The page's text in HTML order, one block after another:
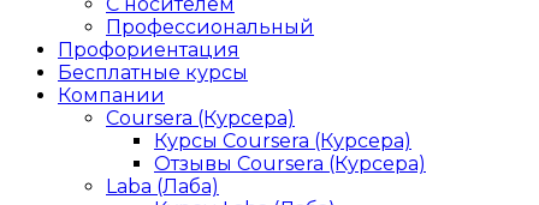
Профессиональный
Профориентация
Бесплатные курсы
Компании
Coursera (Курсера)
Курсы Coursera (Курсера)
Отзывы Coursera (Курсера)
Laba (Лаба)